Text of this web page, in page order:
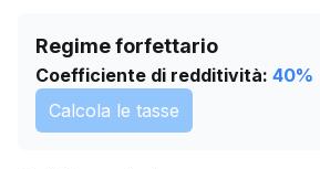
Regime forfettario
Coefficiente di redditività: 40%
Calcola le tasse